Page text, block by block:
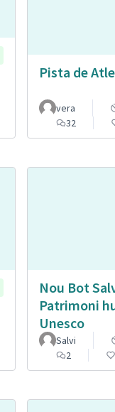
Pista de
vera
32
Nou Bot
Patrimoni
Unesco
Salvi
2